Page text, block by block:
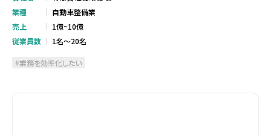
業種
自動車整備業
売上
1億~10億
従業員数
1名～20名
業務を効率化したい